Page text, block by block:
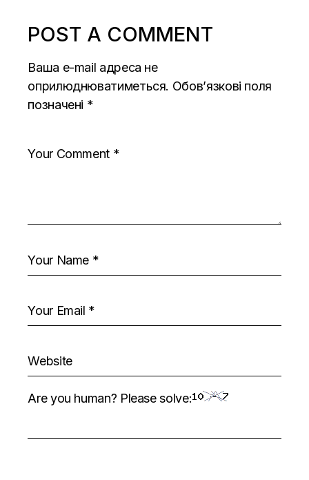
POST A COMMENT
Ваша e-mail адреса не
оприлюднюватиметься. Обов’язкові поля
позначені *
Are you human? Please solve: